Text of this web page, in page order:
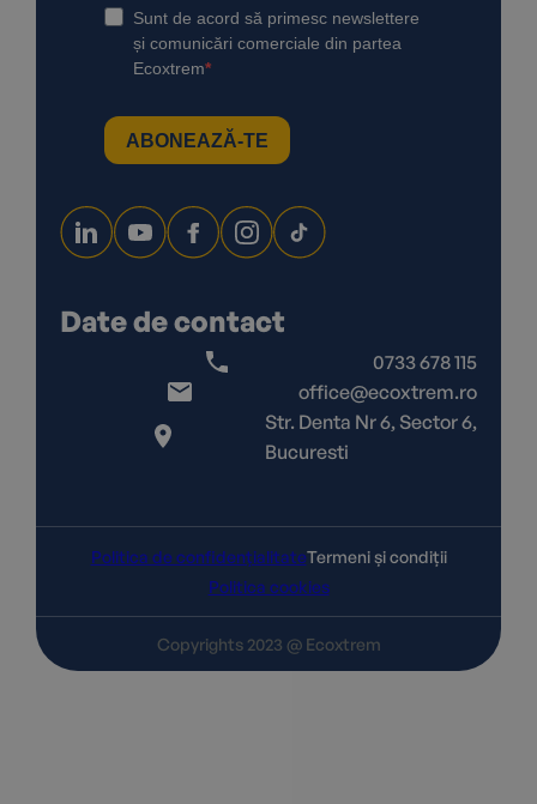
Date de contact
0733 678 115
office@ecoxtrem.ro
Str. Denta Nr 6, Sector 6,
Bucuresti
Politica de confidențialitateTermeni și condiții
Politica cookies
Copyrights 2023 @ Ecoxtrem